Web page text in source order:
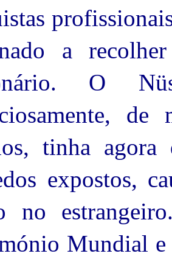
a
O
de
tinha
expostos,
no
Mundial e